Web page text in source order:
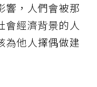
響，人們會被那
會經濟背景的人
為他人擇偶做建